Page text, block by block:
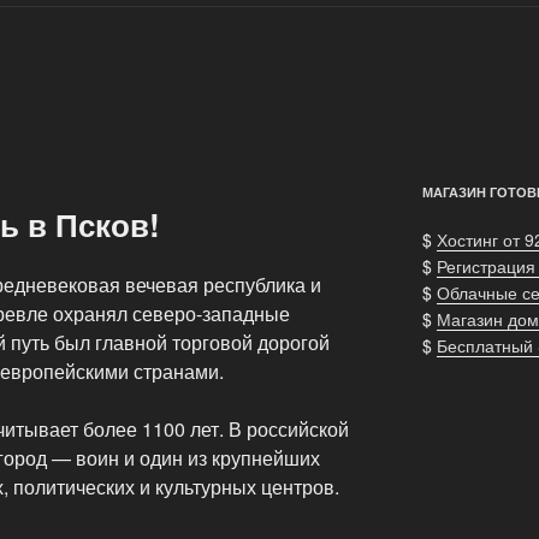
в Псков!
вечевая республика и
охранял северо-западные
был главной торговой дорогой
странами.
более 1100 лет. В российской
— воин и один из крупнейших
и культурных центров.
МАГАЗИН
$ Хостинг от
$
$ Облачные
$ Магазин
$ Бесплатный